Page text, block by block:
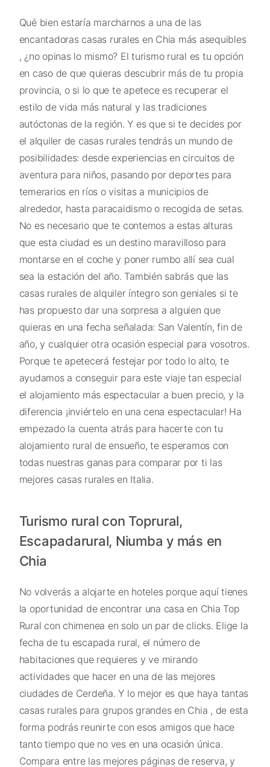
Qué bien estaría marcharnos a una de las
encantadoras casas rurales en Chia más asequibles
, ¿no opinas lo mismo? El turismo rural es tu opción
en caso de que quieras descubrir más de tu propia
provincia, o si lo que te apetece es recuperar el
estilo de vida más natural y las tradiciones
autóctonas de la región. Y es que si te decides por
el alquiler de casas rurales tendrás un mundo de
posibilidades: desde experiencias en circuitos de
aventura para niños, pasando por deportes para
temerarios en ríos o visitas a municipios de
alrededor, hasta paracaidismo o recogida de setas.
No es necesario que te contemos a estas alturas
que esta ciudad es un destino maravilloso para
montarse en el coche y poner rumbo allí sea cual
sea la estación del año. También sabrás que las
casas rurales de alquiler íntegro son geniales si te
has propuesto dar una sorpresa a alguien que
quieras en una fecha señalada: San Valentín, fin de
año, y cualquier otra ocasión especial para vosotros.
Porque te apetecerá festejar por todo lo alto, te
ayudamos a conseguir para este viaje tan especial
el alojamiento más espectacular a buen precio, y la
diferencia ¡inviértelo en una cena espectacular! Ha
empezado la cuenta atrás para hacerte con tu
alojamiento rural de ensueño, te esperamos con
todas nuestras ganas para comparar por ti las
mejores casas rurales en Italia.
Turismo rural con Toprural,
Escapadarural, Niumba y más en
Chia
No volverás a alojarte en hoteles porque aquí tienes
la oportunidad de encontrar una casa en Chia Top
Rural con chimenea en solo un par de clicks. Elige la
fecha de tu escapada rural, el número de
habitaciones que requieres y ve mirando
actividades que hacer en una de las mejores
ciudades de Cerdeña. Y lo mejor es que haya tantas
casas rurales para grupos grandes en Chia , de esta
forma podrás reunirte con esos amigos que hace
tanto tiempo que no ves en una ocasión única.
Compara entre las mejores páginas de reserva, y